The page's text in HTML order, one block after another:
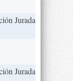
Jurada
Jurada